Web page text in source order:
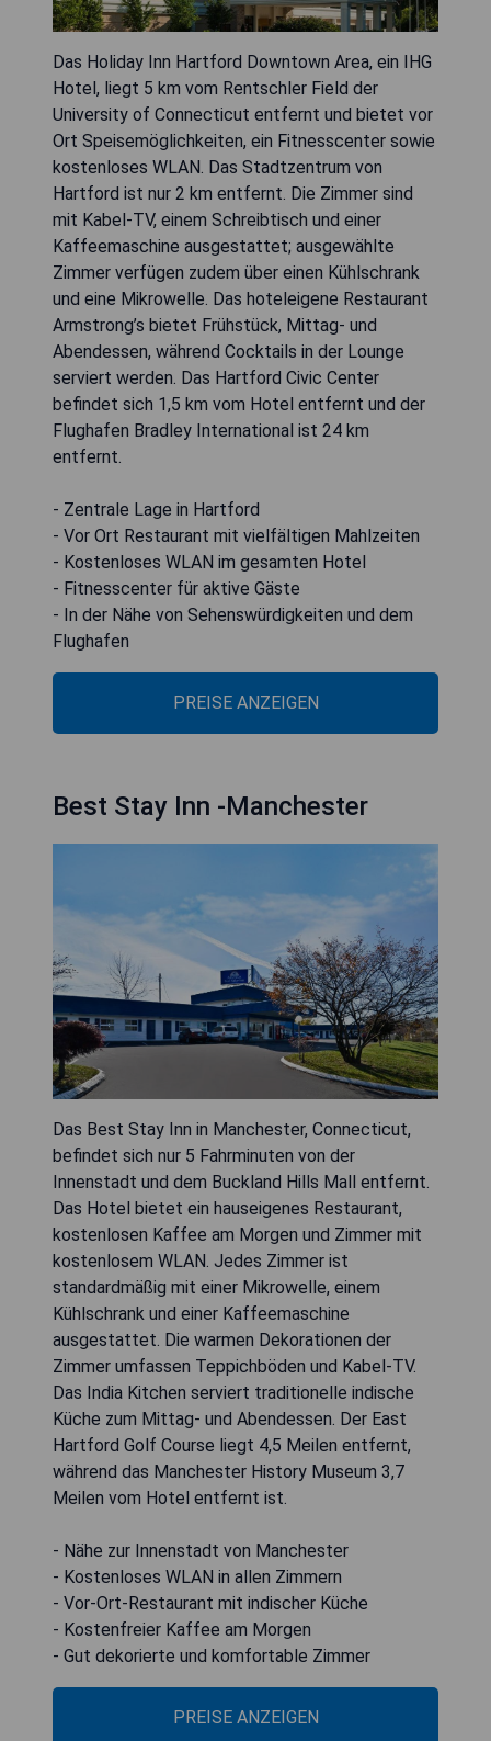
Das Holiday Inn Hartford Downtown Area, ein IHG
Hotel, liegt 5 km vom Rentschler Field der
University of Connecticut entfernt und bietet vor
Ort Speisemöglichkeiten, ein Fitnesscenter sowie
kostenloses WLAN. Das Stadtzentrum von
Hartford ist nur 2 km entfernt. Die Zimmer sind
mit Kabel-TV, einem Schreibtisch und einer
Kaffeemaschine ausgestattet; ausgewählte
Zimmer verfügen zudem über einen Kühlschrank
und eine Mikrowelle. Das hoteleigene Restaurant
Armstrong’s bietet Frühstück, Mittag- und
Abendessen, während Cocktails in der Lounge
serviert werden. Das Hartford Civic Center
befindet sich 1,5 km vom Hotel entfernt und der
Flughafen Bradley International ist 24 km
entfernt.
- Zentrale Lage in Hartford
- Vor Ort Restaurant mit vielfältigen Mahlzeiten
- Kostenloses WLAN im gesamten Hotel
- Fitnesscenter für aktive Gäste
- In der Nähe von Sehenswürdigkeiten und dem
Flughafen
PREISE ANZEIGEN
Best Stay Inn -Manchester
Das Best Stay Inn in Manchester, Connecticut,
befindet sich nur 5 Fahrminuten von der
Innenstadt und dem Buckland Hills Mall entfernt.
Das Hotel bietet ein hauseigenes Restaurant,
kostenlosen Kaffee am Morgen und Zimmer mit
kostenlosem WLAN. Jedes Zimmer ist
standardmäßig mit einer Mikrowelle, einem
Kühlschrank und einer Kaffeemaschine
ausgestattet. Die warmen Dekorationen der
Zimmer umfassen Teppichböden und Kabel-TV.
Das India Kitchen serviert traditionelle indische
Küche zum Mittag- und Abendessen. Der East
Hartford Golf Course liegt 4,5 Meilen entfernt,
während das Manchester History Museum 3,7
Meilen vom Hotel entfernt ist.
- Nähe zur Innenstadt von Manchester
- Kostenloses WLAN in allen Zimmern
- Vor-Ort-Restaurant mit indischer Küche
- Kostenfreier Kaffee am Morgen
- Gut dekorierte und komfortable Zimmer
PREISE ANZEIGEN